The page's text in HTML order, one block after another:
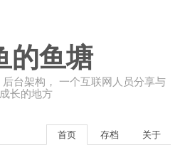
的鱼塘
后台架构， 一个互联网人员分享与
成长的地方
首页 存档 关于